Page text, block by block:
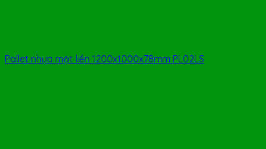
Pallet nhựa mặt liền 1200x1000x78mm PL02LS